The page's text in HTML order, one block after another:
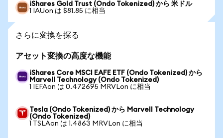
iShares Gold Trust (Ondo Tokenized) から 米ドル
1 IAUon は $81.85 に相当
さらに変換を探る
アセット変換の高度な機能
iShares Core MSCI EAFE ETF (Ondo Tokenized) から
Marvell Technology (Ondo Tokenized)
1 IEFAon は 0.472695 MRVLon に相当
Tesla (Ondo Tokenized) から Marvell Technology
(Ondo Tokenized)
1 TSLAon は 1.4863 MRVLon に相当